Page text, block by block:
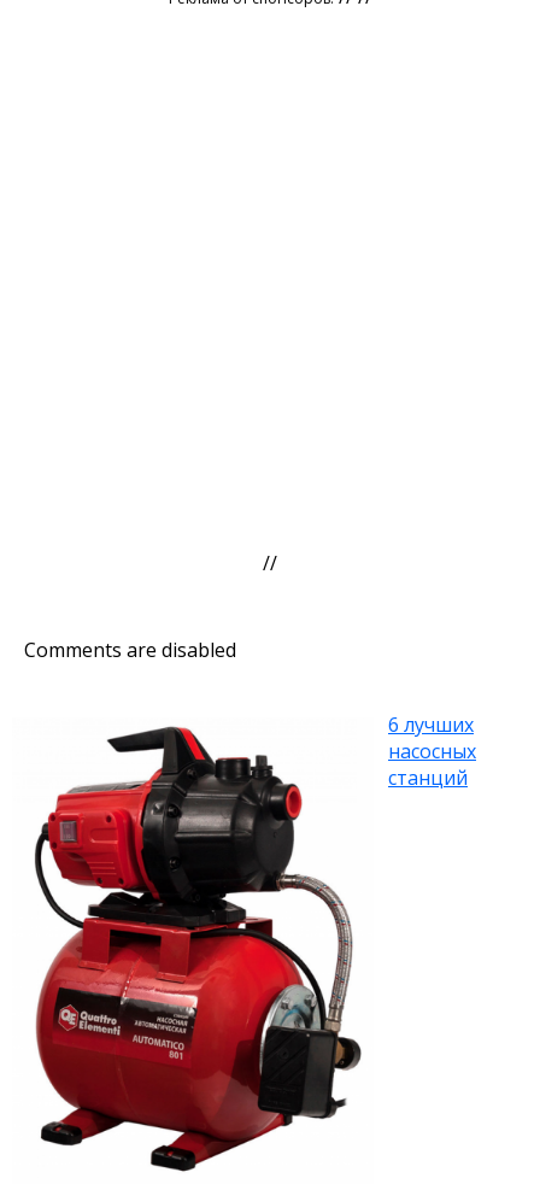
//
Comments are disabled
6 лучших
насосных
станций